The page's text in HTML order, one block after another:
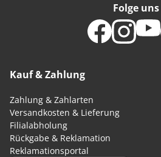
Kauf & Zahlung
Zahlung & Zahlarten
Versandkosten & Lieferung
Filialabholung
Rückgabe & Reklamation
Reklamationsportal
Folge uns